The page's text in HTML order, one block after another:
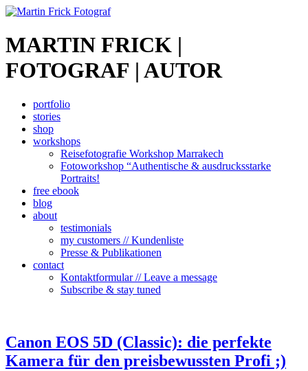
MARTIN FRICK |
FOTOGRAF | AUTOR
portfolio
stories
shop
workshops
Reisefotografie Workshop Marrakech
Fotoworkshop “Authentische & ausdrucksstarke
Portraits!
free ebook
blog
about
testimonials
my customers // Kundenliste
Presse & Publikationen
contact
Kontaktformular // Leave a message
Subscribe & stay tuned
Canon EOS 5D (Classic): die perfekte
Kamera für den preisbewussten Profi ;)